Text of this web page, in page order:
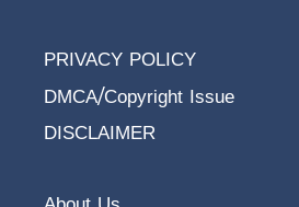
PRIVACY POLICY
DMCA/Copyright Issue
DISCLAIMER